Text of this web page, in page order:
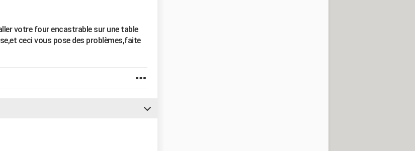
votre four encastrable sur une table
ceci vous pose des problèmes,faite